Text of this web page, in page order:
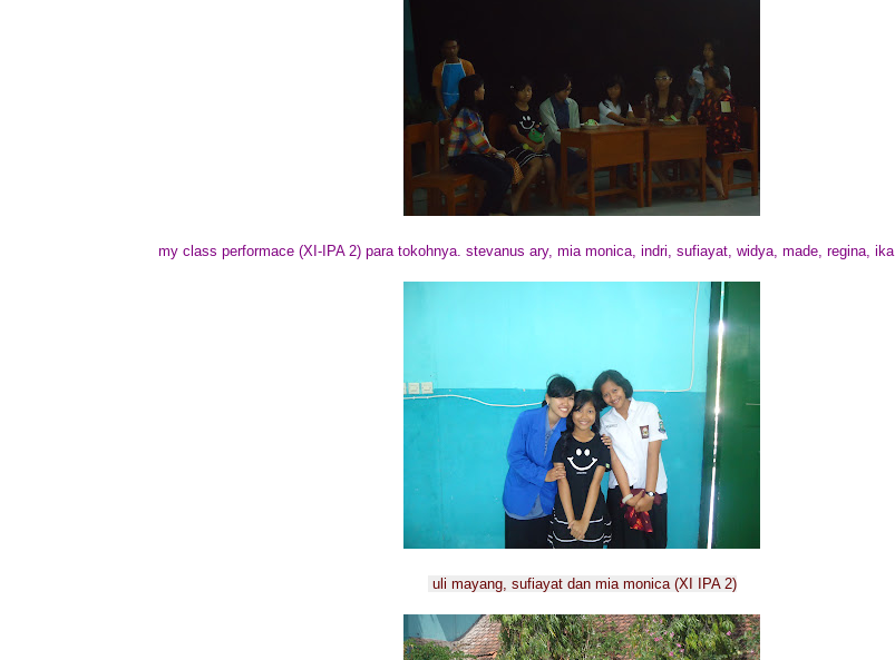
my class performace (XI-IPA 2) para tokohnya. stevanus ary, mia monica, indri, sufiayat, widya, made, regina, ika
uli mayang, sufiayat dan mia monica (XI IPA 2)